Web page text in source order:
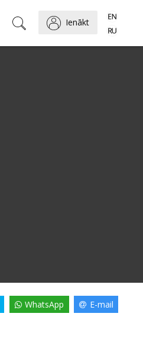
Ienākt
WhatsApp E-mail